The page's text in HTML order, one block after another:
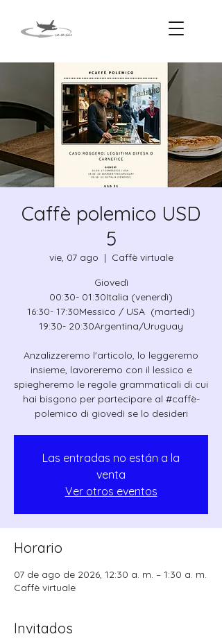
Caffè polemico USD
5
vie, 07 ago
  |
Caffè virtuale
Giovedì
00:30- 01:30Italia (venerdì)
16:30- 17:30Messico / USA (martedì)
19:30- 20:30Argentina/Uruguay
Anzalizzeremo l'articolo, lo leggeremo
insieme, lavoreremo con il lessico e
spiegheremo le regole grammaticali di cui
hai bisgono per partecipare al #caffè-
polemico di giovedì se lo desideri
Las entradas no están a la
venta
Ver otros eventos
Horario
07 de ago de 2026, 12:30 a. m. – 1:30 a. m.
Caffè virtuale
Invitados